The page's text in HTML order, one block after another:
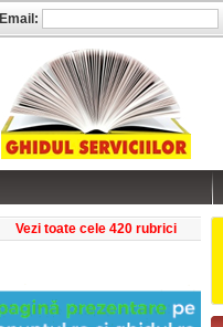
Vezi toate cele 420 rubrici
Email: